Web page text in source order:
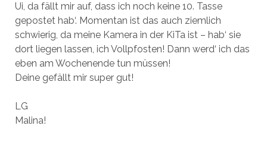
Ui, da fällt mir auf, dass ich noch keine 10. Tasse
gepostet hab‘. Momentan ist das auch ziemlich
schwierig, da meine Kamera in der KiTa ist – hab‘ sie
dort liegen lassen, ich Vollpfosten! Dann werd‘ ich das
eben am Wochenende tun müssen!
Deine gefällt mir super gut!
LG
Malina!